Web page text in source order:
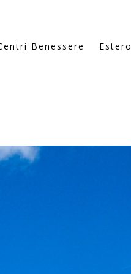
Benessere Estero